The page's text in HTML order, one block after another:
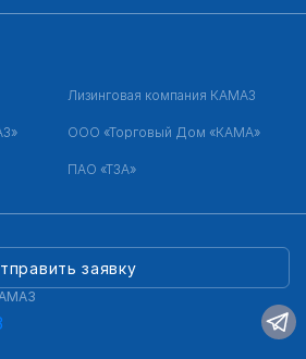
заявку
Лизинговая компания КАМАЗ
ООО «Торговый Дом «КАМА»
ПАО «ТЗА»